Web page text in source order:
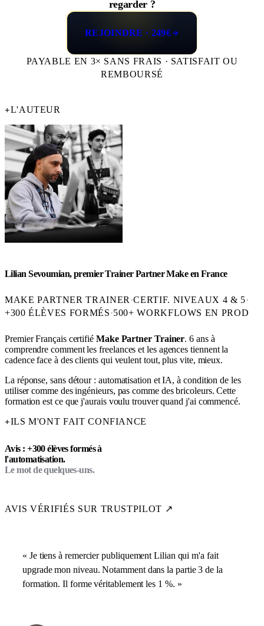
regarder ?
REJOINDRE · 249€
PAYABLE EN 3× SANS FRAIS · SATISFAIT OU
REMBOURSÉ
+L'AUTEUR
Lilian Sevoumian, premier Trainer Partner Make en France
MAKE PARTNER TRAINER ·CERTIF. NIVEAUX 4 & 5·
+300 ÉLÈVES FORMÉS ·500+ WORKFLOWS EN PROD
Premier Français certifié Make Partner Trainer. 6 ans à
comprendre comment les freelances et les agences tiennent la
cadence face à des clients qui veulent tout, plus vite, mieux.
La réponse, sans détour : automatisation et IA, à condition de les
utiliser comme des ingénieurs, pas comme des bricoleurs. Cette
formation est ce que j'aurais voulu trouver quand j'ai commencé.
+ILS M'ONT FAIT CONFIANCE
Avis : +300 élèves formés à
l'automatisation.
Le mot de quelques-uns.
AVIS VÉRIFIÉS SUR TRUSTPILOT ↗
« Je tiens à remercier publiquement Lilian qui m'a fait
upgrade mon niveau. Notamment dans la partie 3 de la
formation. Il forme véritablement les 1 %. »